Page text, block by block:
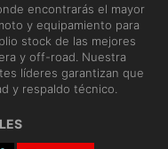
encontrarás el mayor
y equipamiento para
stock de las mejores
y off-road. Nuestra
líderes garantizan que
y respaldo técnico.